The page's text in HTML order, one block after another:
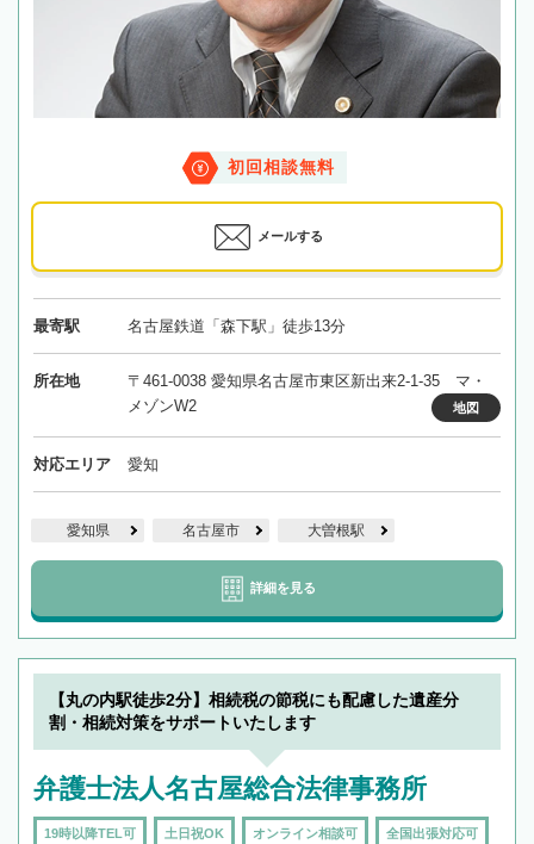
初回相談無料
メールする
最寄駅 名古屋鉄道「森下駅」徒歩13分
所在地
〒461-0038 愛知県名古屋市東区新出来2-1-35 マ・
メゾンW2
地図
対応エリア 愛知
愛知県 名古屋市 大曽根駅
詳細を見る
【丸の内駅徒歩2分】相続税の節税にも配慮した遺産分
割・相続対策をサポートいたします
弁護士法人名古屋総合法律事務所
19時以降TEL可 土日祝OK オンライン相談可 全国出張対応可